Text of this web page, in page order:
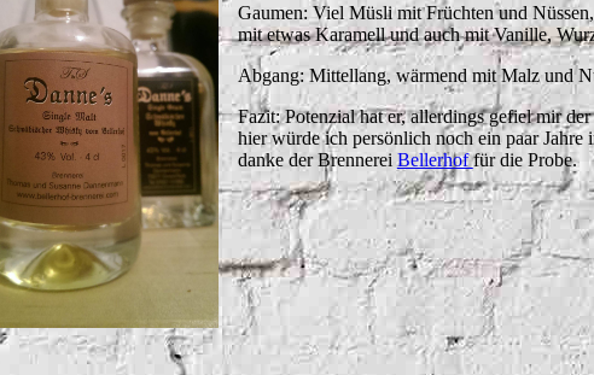
Gaumen: Viel Müsli mit Früchten und
mit etwas Karamell und auch mit Vanille,
Abgang: Mittellang, wärmend mit Malz und
Fazit: Potenzial hat er, allerdings gefiel mir
hier würde ich persönlich noch ein paar Jahre
danke der Brennerei Bellerhoffür die Probe.